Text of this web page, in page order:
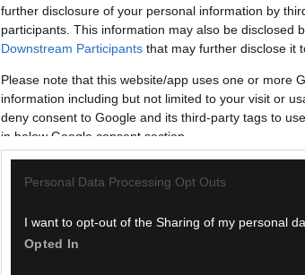
further disclosure of your personal information by
participants. This information may also be disclosed
Downstream Participants that may further disclose it
Please note that this website/app uses one or more
information including but not limited to your visit or
deny consent to Google and its third-party tags to
in below Google consent section.
Personal Data Processing Opt Outs
I want to opt-out of the Sharing of my personal
Opted In
Δείτε Περισσότερα
6 Αυγούστου 2026, 20:15
Europa League:
Ο ΠΑΟΚ υποδέχεται τη
αναμέτρηση με στόχο το